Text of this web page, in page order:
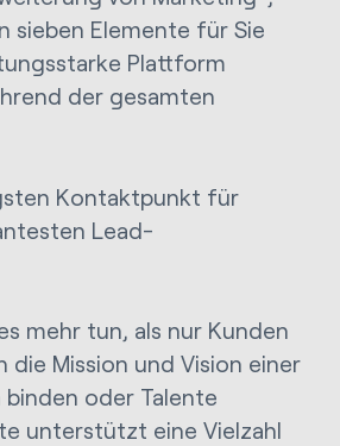
sieben Elemente für Sie
Plattform
der gesamten
Kontaktpunkt für
Lead-
mehr tun, als nur Kunden
Mission und Vision einer
oder Talente
unterstützt eine Vielzahl